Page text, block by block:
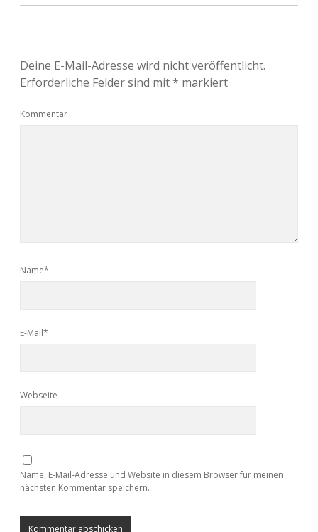
Deine E-Mail-Adresse wird nicht veröffentlicht.
Erforderliche Felder sind mit* markiert
Kommentar
Name*
E-Mail*
Webseite
Name, E-Mail-Adresse und Website in diesem Browser für meinen
nächsten Kommentar speichern.